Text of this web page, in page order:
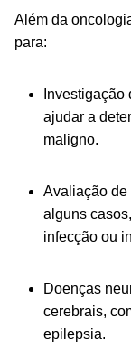
Além da
para:
ajudar a
maligno.
Avaliação de
alguns
infecção ou
Doenças
cerebrais,
epilepsia.